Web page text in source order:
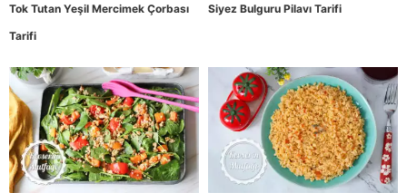
Tok Tutan Yeşil Mercimek Çorbası
Tarifi
Siyez Bulguru Pilavı Tarifi